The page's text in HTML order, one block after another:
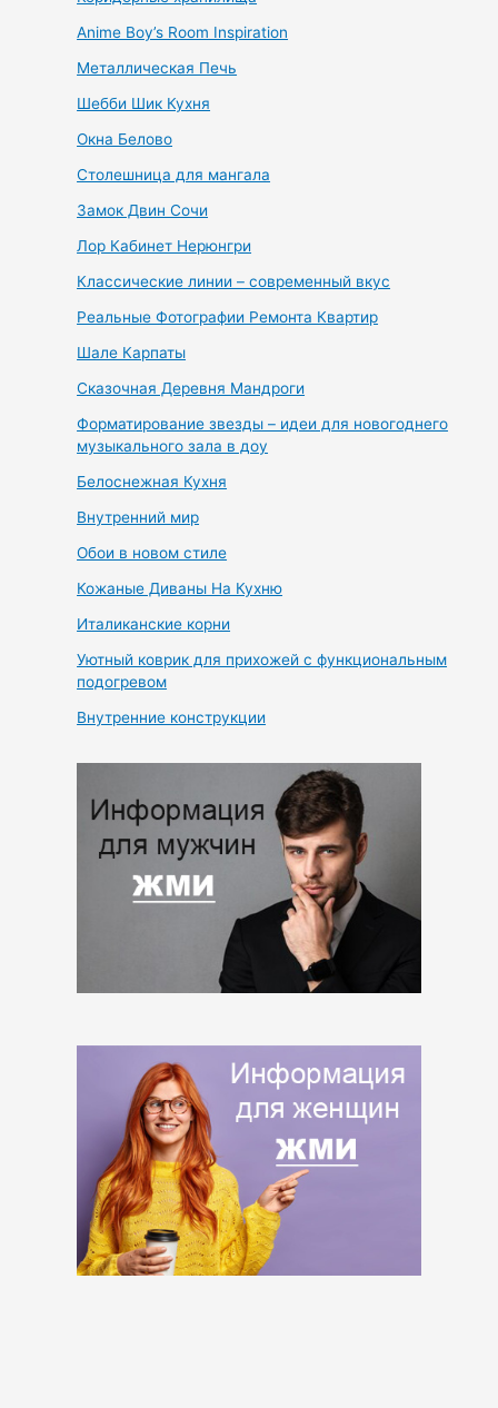
Anime Boy’s Room Inspiration
Металлическая Печь
Шебби Шик Кухня
Окна Белово
Столешница для мангала
Замок Двин Сочи
Лор Кабинет Нерюнгри
Классические линии – современный вкус
Реальные Фотографии Ремонта Квартир
Шале Карпаты
Сказочная Деревня Мандроги
Форматирование звезды – идеи для новогоднего
музыкального зала в доу
Белоснежная Кухня
Внутренний мир
Обои в новом стиле
Кожаные Диваны На Кухню
Италиканские корни
Уютный коврик для прихожей с функциональным
подогревом
Внутренние конструкции